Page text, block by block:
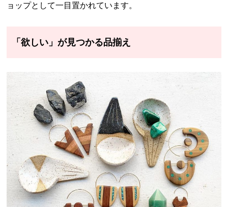
ョップとして一目置かれています。
「欲しい」が見つかる品揃え